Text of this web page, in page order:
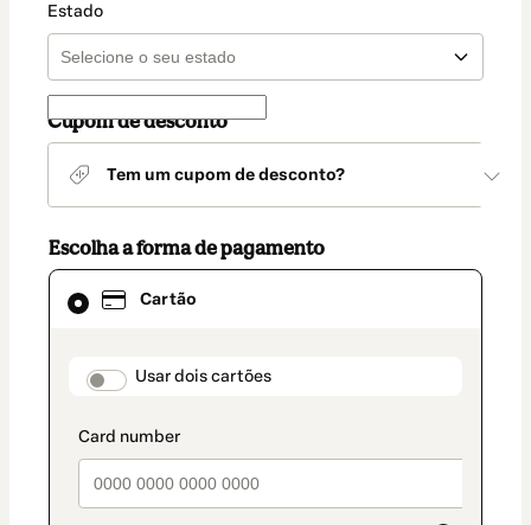
Estado
Cupom de desconto
Tem um cupom de desconto?
Escolha a forma de pagamento
Cartão
payment_data.section_title_v2
Usar dois cartões
Cartão
selecionado
pagamento